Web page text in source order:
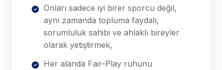
Onları sadece iyi birer sporcu değil,
aynı zamanda topluma faydalı,
sorumluluk sahibi ve ahlaklı bireyler
olarak yetiştirmek,
Her alanda Fair-Play ruhunu